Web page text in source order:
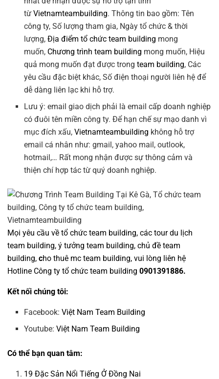
từVietnamteambuilding. Thông tin bao gồm: Tên
công ty, Số lượng tham gia, Ngày tổ chức & thời
lượng,Địa điểm tổ chức team building mong
muốn, Chương trình team building mong muốn, Hiệu
quả mong muốn đạt được trongteam building, Các
yêu cầu đặc biệt khác, Số điện thoại người liên hệ để
dễ dàng liên lạc khi hỗ trợ.
Lưu ý: email giao dịch phải là email cấp doanh nghiệp
có đuôi tên miền công ty. Để hạn chế sự mạo danh vì
mục đích xấu,Vietnamteambuilding không hỗ trợ
email cá nhân như: gmail, yahoo mail, outlook,
hotmail,… Rất mong nhận được sự thông cảm và
thiện chí hợp tác từ quý doanh nghiệp.
Mọi yêu cầu về tổ chức team building, các tourdu lịch
team building, ý tưởng team building, chủ đề team
building, cho thuê mc team building, vui lòng liên hệ
Hotline Công ty tổ chức team building 0901391886.
Kết nối chúng tôi:
Facebook:Việt Nam Team Building
Youtube:Việt Nam Team Building
Có thể bạn quan tâm:
19 Đặc Sản Nổi Tiếng Ở Đồng Nai